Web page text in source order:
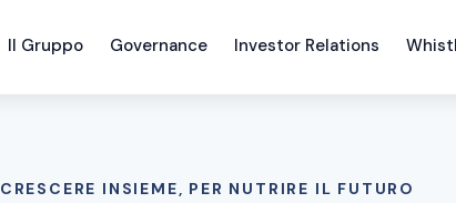
Il Gruppo Governance Investor Relations
CRESCERE INSIEME, PER NUTRIRE IL FUTURO